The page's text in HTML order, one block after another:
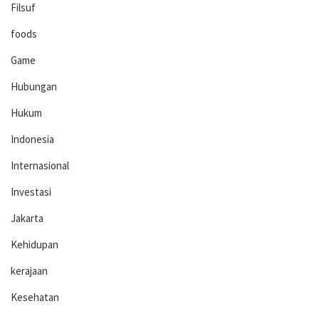
Filsuf
foods
Game
Hubungan
Hukum
Indonesia
Internasional
Investasi
Jakarta
Kehidupan
kerajaan
Kesehatan